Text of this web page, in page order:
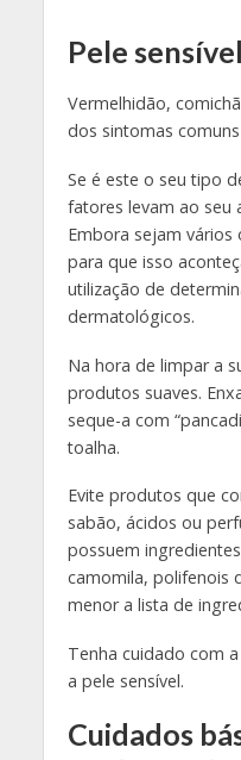
Pele sensível
Vermelhidão,
dos sintomas
Se é este o seu tipo
fatores levam ao seu
Embora sejam
para que isso
utilização de
dermatológicos.
Na hora de limpar a
produtos suaves.
seque-a com
toalha.
Evite produtos que
sabão, ácidos ou
possuem
camomila, polifenois
menor a lista de
Tenha cuidado com
a pele sensível.
Cuidados